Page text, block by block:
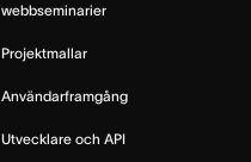
webbseminarier
Projektmallar
Användarframgång
Utvecklare och API